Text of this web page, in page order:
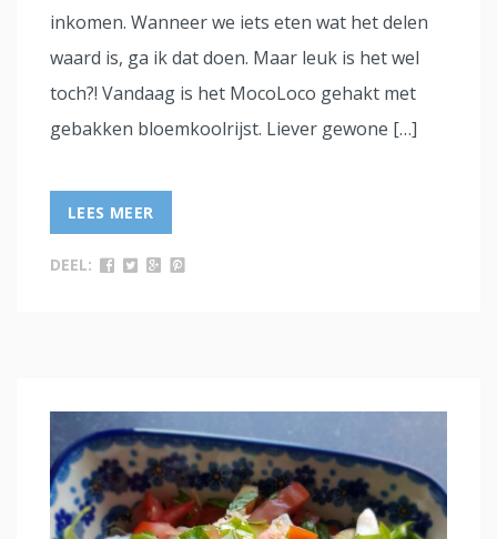
inkomen. Wanneer we iets eten wat het delen
waard is, ga ik dat doen. Maar leuk is het wel
toch?! Vandaag is het MocoLoco gehakt met
gebakken bloemkoolrijst. Liever gewone […]
LEES MEER
DEEL: